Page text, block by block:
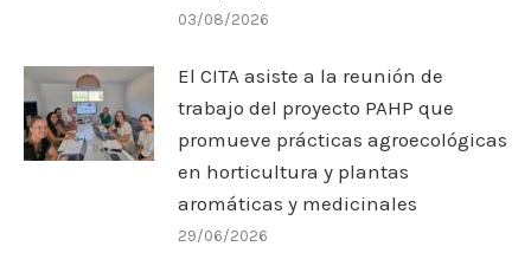
03/08/2026
El CITA asiste a la reunión de
trabajo del proyecto PAHP que
promueve prácticas agroecológicas
en horticultura y plantas
aromáticas y medicinales
29/06/2026